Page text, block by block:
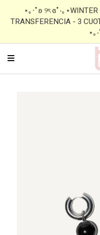
⋆｡‧˚ʚ ୨ৎ ɞ˚‧｡
TRANSFERENCIA - 3
⋆｡